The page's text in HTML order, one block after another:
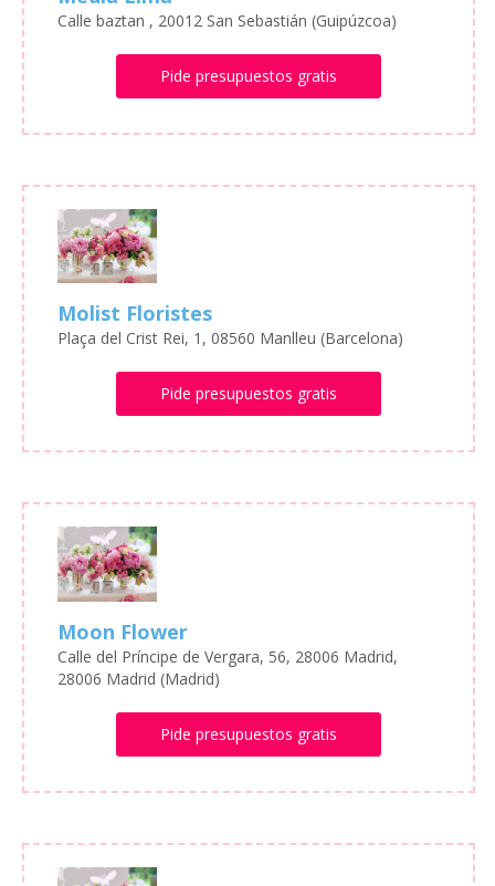
Calle baztan , 20012 San Sebastián (Guipúzcoa)
Pide presupuestos gratis
Molist Floristes
Plaça del Crist Rei, 1, 08560 Manlleu (Barcelona)
Pide presupuestos gratis
Moon Flower
Calle del Príncipe de Vergara, 56, 28006 Madrid,
28006 Madrid (Madrid)
Pide presupuestos gratis